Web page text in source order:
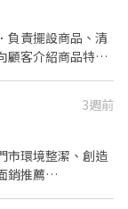
負責擺設商品、清
顧客介紹商品特
當日業務報表。3週前
環境整潔、創造
銷推薦…